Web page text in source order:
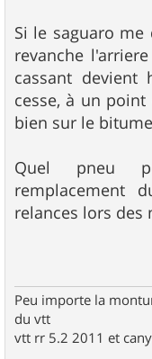
Si le saguaro
revanche
cassant
cesse, à un
bien sur le
Quel pneu
remplacement
relances lors des
Peu importe la
du vtt
vtt rr 5.2 2011 et